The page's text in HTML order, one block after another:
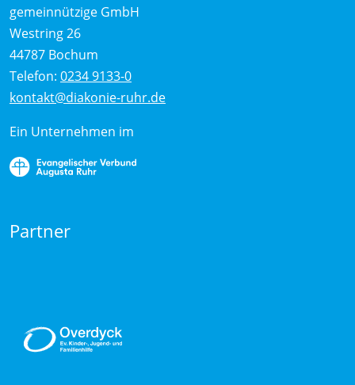
gemeinnützige GmbH
Westring 26
44787 Bochum
Telefon: 0234 9133-0
kontakt@diakonie-ruhr.de
Ein Unternehmen im
Partner